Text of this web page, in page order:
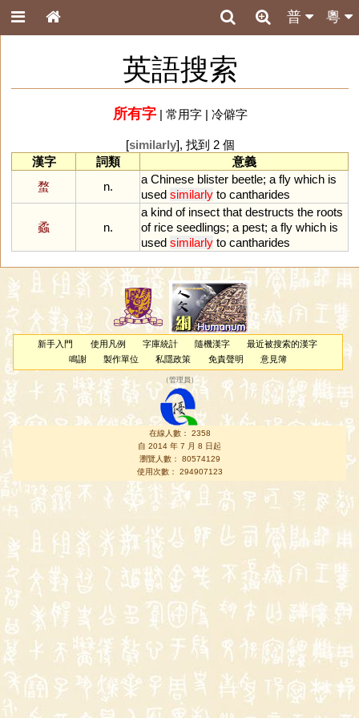
粵
普
英語搜索
所有字| 常用字| 冷僻字
[similarly], 找到 2 個
漢字
詞類
意義
蝥
n.
a Chinese blister beetle; a fly which is
used similarly to cantharides
蟊 n.
a kind of insect that destructs the roots
of rice seedlings; a pest; a fly which is
used similarly to cantharides
新手入門 使用凡例 字庫統計 隨機漢字
最近被搜索的漢字
鳴謝
製作單位 私隱政策 免責聲明 意見簿
（管理員 ）
在線人數： 2358
自 2014 年 7 月 8 日起
瀏覽人數： 80574129
使用次數： 294907123